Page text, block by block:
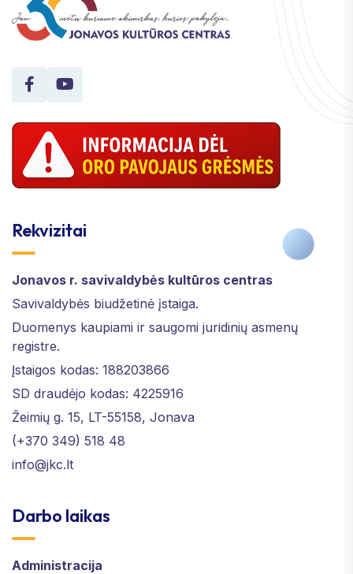
Rekvizitai
Jonavos r. savivaldybės kultūros centras
Savivaldybės biudžetinė įstaiga.
Duomenys kaupiami ir saugomi juridinių asmenų
registre.
Įstaigos kodas: 188203866
SD draudėjo kodas: 4225916
Žeimių g. 15, LT-55158, Jonava
(+370 349) 518 48
info@jkc.lt
Darbo laikas
Administracija